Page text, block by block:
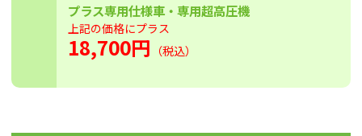
プラス専用仕様車・専用超高圧機
上記の価格にプラス
18,700円 （税込）